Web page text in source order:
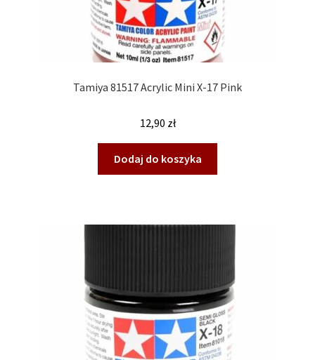
Tamiya 81517 Acrylic Mini X-17 Pink
12,90 zł
Dodaj do koszyka